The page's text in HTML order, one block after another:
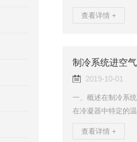
器安装在室外，系
膨胀阀无法在其两
冷剂，一方面系统
查看详情 +
制冷系统进空
2019-10-01
一、概述在制冷系
在冷凝器中特定的
体、惰性气体以及
查看详情 +